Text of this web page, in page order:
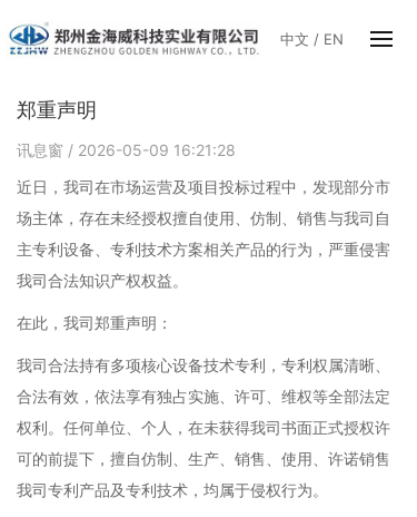
中文 / EN
郑重声明
讯息窗 / 2026-05-09 16:21:28
近日，我司在市场运营及项目投标过程中，发现部分市
场主体，存在未经授权擅自使用、仿制、销售与我司自
主专利设备、专利技术方案相关产品的行为，严重侵害
我司合法知识产权权益。
在此，我司郑重声明：
我司合法持有多项核心设备技术专利，专利权属清晰、
合法有效，依法享有独占实施、许可、维权等全部法定
权利。任何单位、个人，在未获得我司书面正式授权许
可的前提下，擅自仿制、生产、销售、使用、许诺销售
我司专利产品及专利技术，均属于侵权行为。